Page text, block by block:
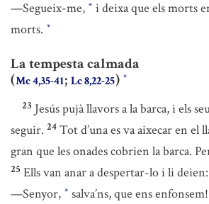
—Segueix-me, * i deixa que els morts
morts. *
La tempesta calmada
(Mc 4,35-41; Lc 8,22-25) *
23 Jesús pujà llavors a la barca, i els
seguir. 24 Tot d’una es va aixecar en el
gran que les onades cobrien la barca.
25 Ells van anar a despertar-lo i li deien:
—Senyor, * salva’ns, que ens enfonsem!